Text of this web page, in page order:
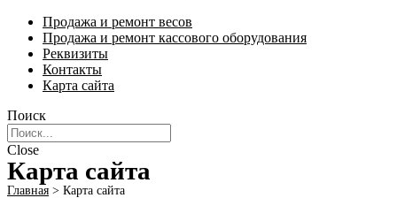
Продажа и ремонт весов
Продажа и ремонт кассового оборудования
Реквизиты
Контакты
Карта сайта
Поиск
Close
Карта сайта
Главная > Карта сайта